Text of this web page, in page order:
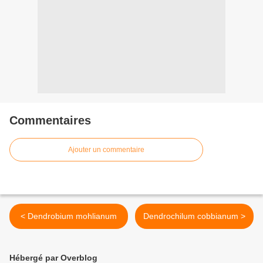
Commentaires
Ajouter un commentaire
< Dendrobium mohlianum Dendrochilum cobbianum >
Hébergé par Overblog